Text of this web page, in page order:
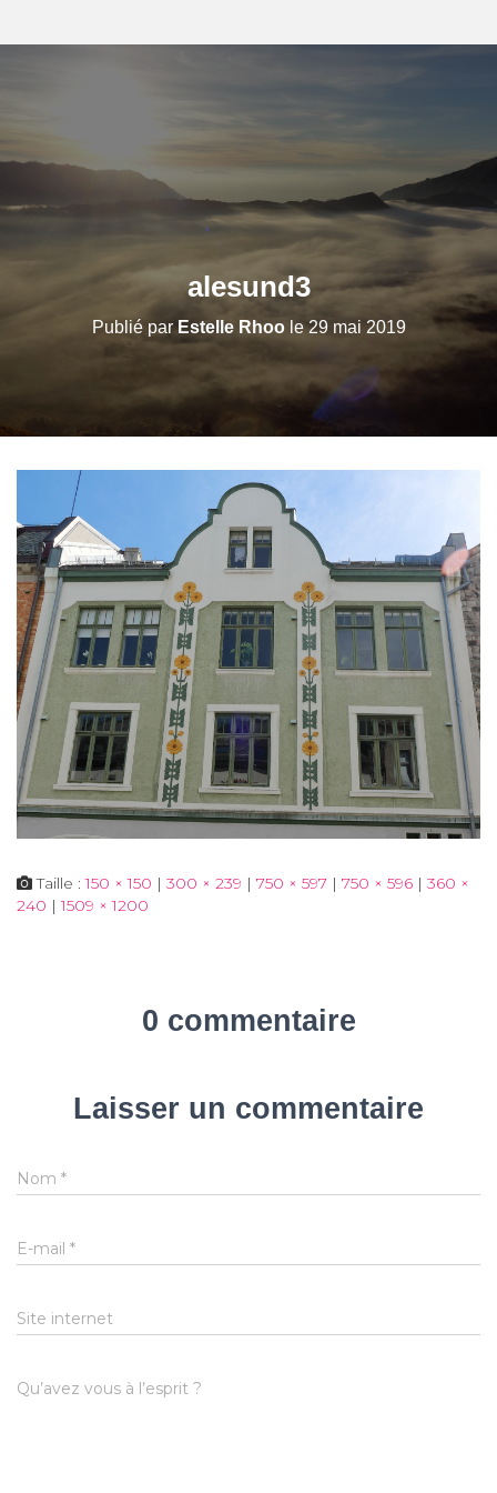
alesund3
Publié parEstelle Rhoole29 mai 2019
Taille :150 × 150 | 300 × 239 | 750 × 597 | 750 × 596 | 360 ×
240 | 1509 × 1200
0 commentaire
Laisser un commentaire
Nom *
E-mail *
Site internet
Qu’avez vous à l’esprit ?